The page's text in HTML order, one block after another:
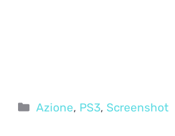
Categorie
Azione, PS3, Screenshot